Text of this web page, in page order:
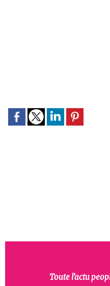
Toute l’actu